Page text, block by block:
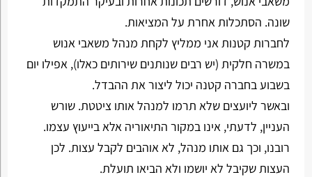
שונה. הסתכלות אחרת על המציאות.
לחברות קטנות אני ממליץ לקחת מנהל משאבי אנוש
במשרה חלקית (יש רבים שנותנים שירותים כאלו), אפילו יום
בשבוע בחברה קטנה יכול ליצור את ההבדל.
ובאשר ליועצים שלא תרמו למנהל אותו ציטטת. שורש
העניין, לדעתי, אינו במקור התיאוריה אלא בייעוץ עצמו.
רובנו, וכך גם אותו מנהל, לא אוהבים לקבל עצות. לכן
העצות שקיבל לא יושמו ולא הביאו תועלת.